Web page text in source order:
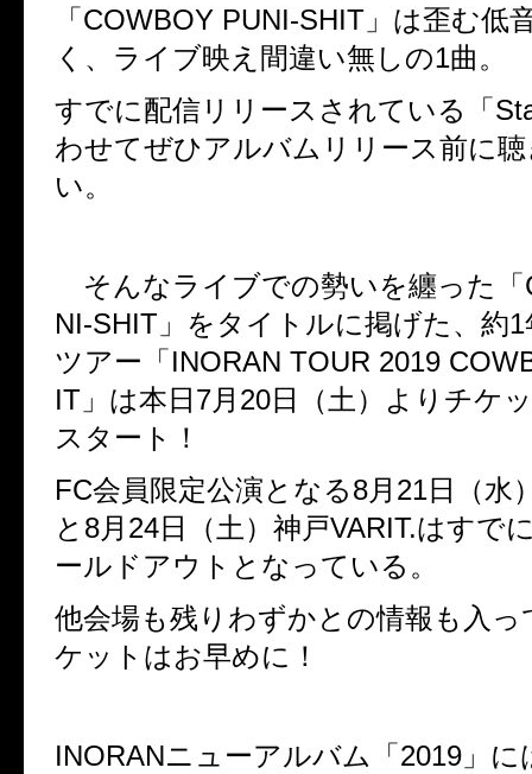
「 COWBOY PUNI-SHIT 」は歪む低
く、ライブ映え間違い無しの1曲。
すでに配信リリースされている「
わせてぜひアルバムリリース前に
い。
そんなライブでの勢いを纏った「
NI-SHIT 」をタイトルに掲げた、約1
ツアー「 INORAN TOUR 2019
IT 」は本日 7月 20日（土）よりチケ
スタート！
FC会員限定公演となる8月 21日（水
と 8月 24日（土）神戸VARIT.はすで
ールドアウトとなっている。
他会場も残りわずかとの情報も入
ケットはお早めに！
INORANニューアルバム「 2019 」